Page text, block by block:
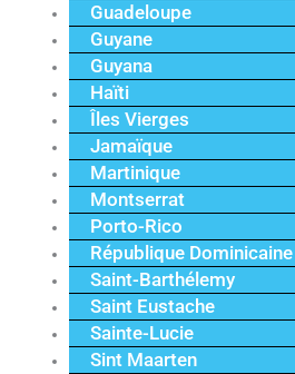
Guadeloupe
Guyane
Guyana
Haïti
Îles Vierges
Jamaïque
Martinique
Montserrat
Porto-Rico
République Dominicaine
Saint-Barthélemy
Saint Eustache
Sainte-Lucie
Sint Maarten